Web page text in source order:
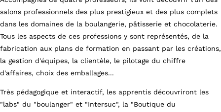
salons professionnels des plus prestigieux et des plus complets
dans les domaines de la boulangerie, pâtisserie et chocolaterie.
Tous les aspects de ces professions y sont représentés, de la
fabrication aux plans de formation en passant par les créations,
la gestion d'équipes, la clientèle, le pilotage du chiffre
d'affaires, choix des emballages...
Très pédagogique et interactif, les apprentis découvriront les
"labs" du "boulanger" et "Intersuc", la "Boutique du